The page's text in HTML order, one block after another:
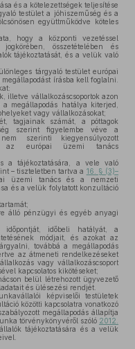
és a kötelezettségek teljesítése
testület a jóhiszeműség és a
együttműködve köteles
hogy a központi vezetéssel
összetételében és
tájékoztatását, és a velük való
tárgyaló testület európai
írásba kell foglalni.
illetve vállalkozáscsoportok azon
megállapodás hatálya kiterjed,
vagy vállalkozásokat;
tagjainak számát, a póttagok
szerint figyelembe véve a
szerinti kiegyensúlyozott
az európai üzemi tanács
a tájékoztatására, a vele való
– tiszteletben tartva a 16. § (3)–
üzemi tanács és a nemzeti
és a velük folytatott konzultáció
álló pénzügyi és egyéb anyagi
időpontját, időbeli hatályát, a
módjait, és azokat az
továbbá a megállapodás
az átmeneti rendelkezéseket
vagy vállalkozáscsoport
kapcsolatos kikötéseket;
belül létrehozott ügyvezető
és ülésezési rendjét.
képviselői testületek
közötti kapcsolatra vonatkozó
megállapodás állapítja
törvénykönyvéről szóló 2012.
tájékoztatására és a velük